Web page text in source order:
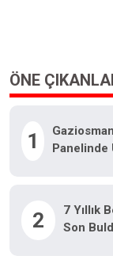
ÖNE
1
Panelinde
2
7 Yıllık
Son